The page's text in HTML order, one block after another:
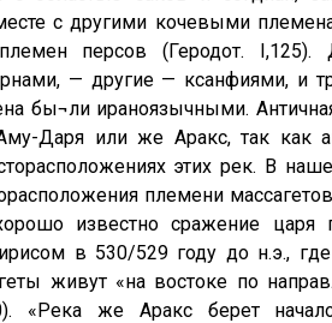
с другими кочевыми
персов (Геродот. I,125).
— другие — ксанфиями, и
бы¬ли ираноязычными.
Даря или же Аракс, так как
этих рек. В
племени
известно сражение царя
в 530/529 году до н.э.,
живут «на востоке по
«Река же Аракс берет